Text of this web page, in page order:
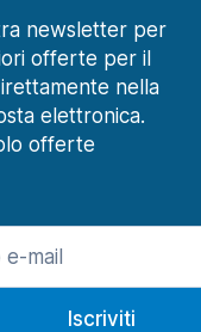
newsletter per
offerte per il
nella
elettronica.
offerte
Iscriviti